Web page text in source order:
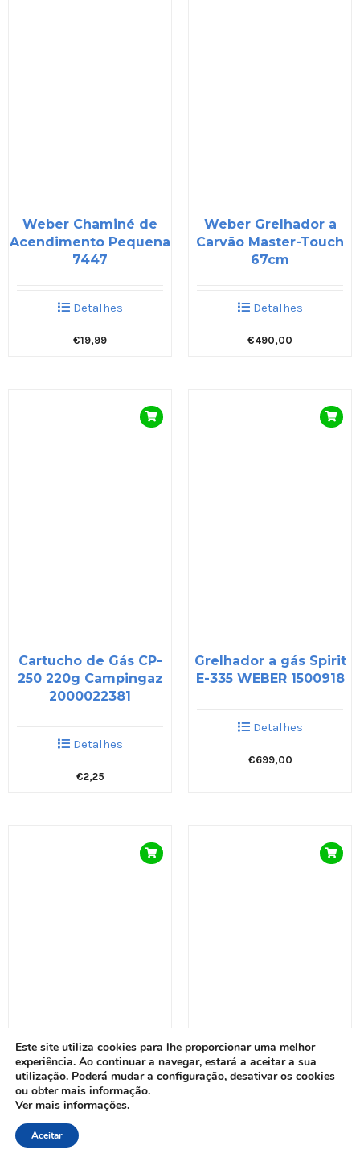
Weber Chaminé de
Acendimento Pequena
7447
Detalhes
€19,99
Weber Grelhador a
Carvão Master-Touch
67cm
Detalhes
€490,00
Cartucho de Gás CP-
250 220g Campingaz
2000022381
Detalhes
€2,25
Grelhador a gás Spirit
E-335 WEBER 1500918
Detalhes
€699,00
Grelhador a gás Spirit
E-210 WEBER 1500838
Item adicionado ao carrinho.
0 itens -€0,00
Este site utiliza cookies para lhe proporcionar uma melhor
experiência. Ao continuar a navegar, estará a aceitar a sua
utilização. Poderá mudar a configuração, desativar os cookies
ou obter mais informação.
Ver mais informações.
Aceitar